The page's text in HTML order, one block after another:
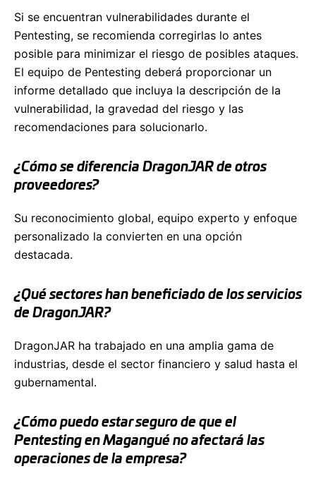
Si se encuentran vulnerabilidades durante el
Pentesting, se recomienda corregirlas lo antes
posible para minimizar el riesgo de posibles ataques.
El equipo de Pentesting deberá proporcionar un
informe detallado que incluya la descripción de la
vulnerabilidad, la gravedad del riesgo y las
recomendaciones para solucionarlo.
¿Cómo se diferencia DragonJAR de otros
proveedores?
Su reconocimiento global, equipo experto y enfoque
personalizado la convierten en una opción
destacada.
¿Qué sectores han beneficiado de los servicios
de DragonJAR?
DragonJAR ha trabajado en una amplia gama de
industrias, desde el sector financiero y salud hasta el
gubernamental.
¿Cómo puedo estar seguro de que el
Pentesting en Magangué no afectará las
operaciones de la empresa?